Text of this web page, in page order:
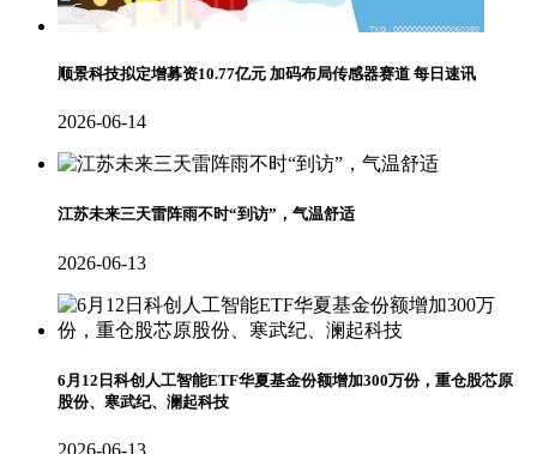
顺景科技拟定增募资10.77亿元 加码布局传感器赛道 每日速讯
2026-06-14
江苏未来三天雷阵雨不时“到访”，气温舒适
2026-06-13
6月12日科创人工智能ETF华夏基金份额增加300万份，重仓股芯原
股份、寒武纪、澜起科技
2026-06-13